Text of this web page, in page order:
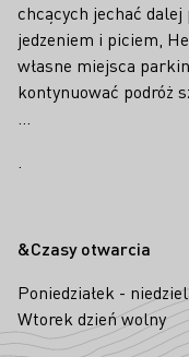
chcących jechać
jedzeniem i piciem,
własne miejsca
kontynuować podróż
&Czasy otwarcia
Poniedziałek -
Wtorek dzień wolny